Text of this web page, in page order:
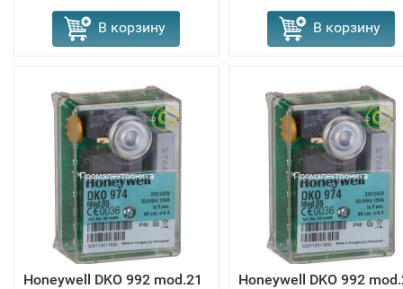
В корзину В корзину
Honeywell DKO 992 mod.21 Honeywell DKO 992